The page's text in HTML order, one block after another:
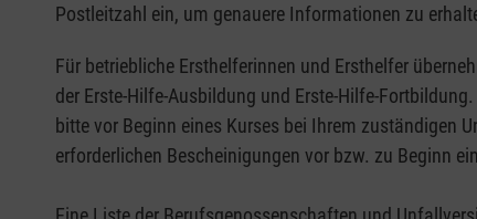
Postleitzahl ein, um genauere Informationen zu
Für betriebliche Ersthelferinnen und Ersthelfer
der Erste-Hilfe-Ausbildung und Erste-Hilfe-
bitte vor Beginn eines Kurses bei Ihrem zuständigen
erforderlichen Bescheinigungen vor bzw. zu Beginn